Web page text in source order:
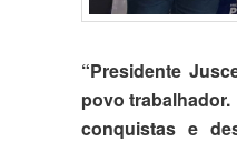
“Presidente
povo
conquistas e